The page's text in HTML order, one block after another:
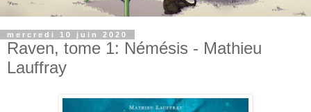
mercredi 10 juin 2020
Raven, tome 1: Némésis - Mathieu
Lauffray